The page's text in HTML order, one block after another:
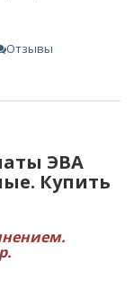
Отзывы
ЭВА
Купить